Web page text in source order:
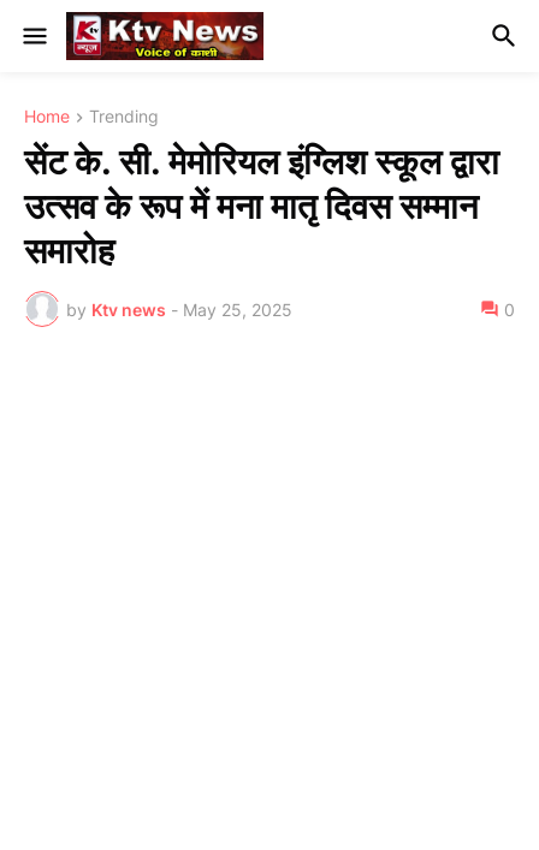
Home Trending
सेंट के. सी. मेमोरियल इंग्लिश स्कूल द्वारा
उत्सव के रूप में मना मातृ दिवस सम्मान
समारोह
by Ktv news - May 25, 2025 0